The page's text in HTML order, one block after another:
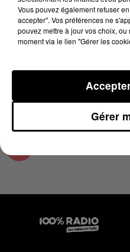
LES INFOS DE
08H00
Podcasts infos de l'Ariège
Vous pouvez également refuser
accepter". Vos préférences ne
pouvez mettre à jour vos choix,
moment via le lien "Gérer les
Gérer